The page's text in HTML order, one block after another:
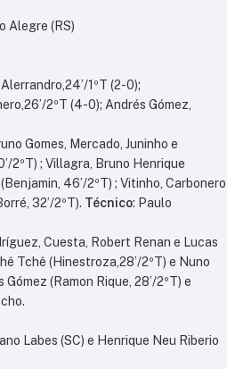
Alegre (RS)
1ºT (2-0);
2ºT (4-0); Andrés Gómez,
Gomes, Mercado, Juninho e
2ºT) ; Villagra, Bruno Henrique
46’/2ºT) ; Vitinho, Carbonero
32’/2ºT). Técnico: Paulo
Cuesta, Robert Renan e Lucas
Tchê (Hinestroza,28’/2ºT) e Nuno
Gómez (Ramon Rique, 28’/2ºT) e
Labes (SC) e Henrique Neu Riberio